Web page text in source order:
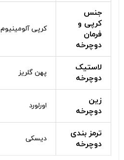
جنس
کرپی و
فرمان
دوچرخه
کرپی آلومینیوم
لاستیک
دوچرخه
پهن گلریز
زین
دوچرخه
اورلورد
ترمز بندی
دوچرخه
دیسکی